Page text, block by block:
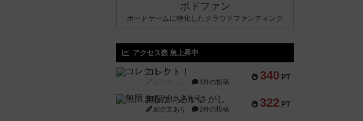
ボドファン
ボードゲームに特化したクラウドファンディング
アクセス数 急上昇中
340 PT
コレクト！
1件の投稿
322 PT
無限まちがいさがし
紹介文あり 2件の投稿